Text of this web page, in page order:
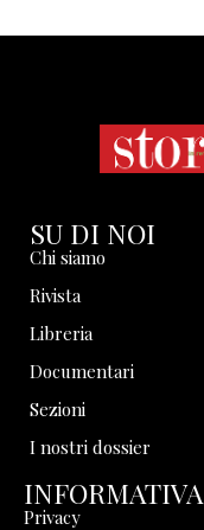
SU DI NOI
Chi siamo
Rivista
Libreria
Documentari
Sezioni
I nostri dossier
INFORMATIVA
Privacy